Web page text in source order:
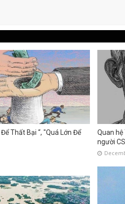
Thất Bại “, "Quá Lớn Để
Quan
người